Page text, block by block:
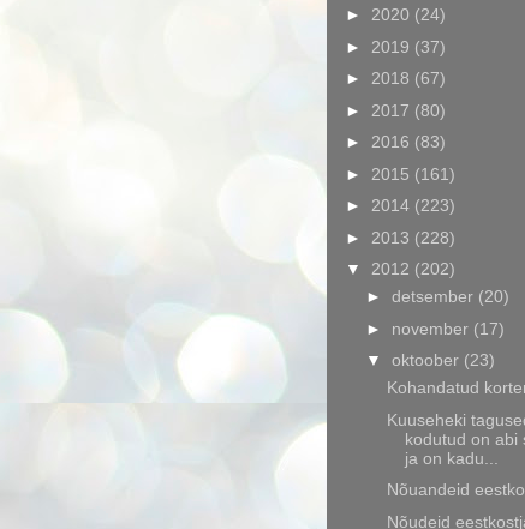
► 2020 (24)
► 2019 (37)
► 2018 (67)
► 2017 (80)
► 2016 (83)
► 2015 (161)
► 2014 (223)
► 2013 (228)
▼ 2012 (202)
► detsember (20)
► november (17)
▼ oktoober (23)
Kohandatud
Kuuseheki
kodutud on abi
ja on kadu...
Nõuandeid
Nõudeid